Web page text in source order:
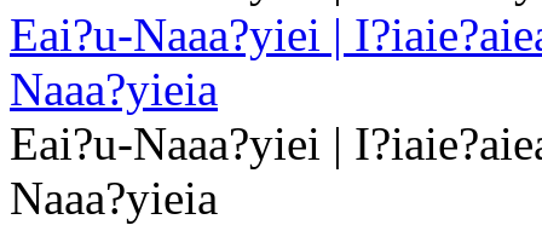
Eai?u-Naaa?yiei |
Naaa?yieia
Eai?u-Naaa?yiei |
Naaa?yieia